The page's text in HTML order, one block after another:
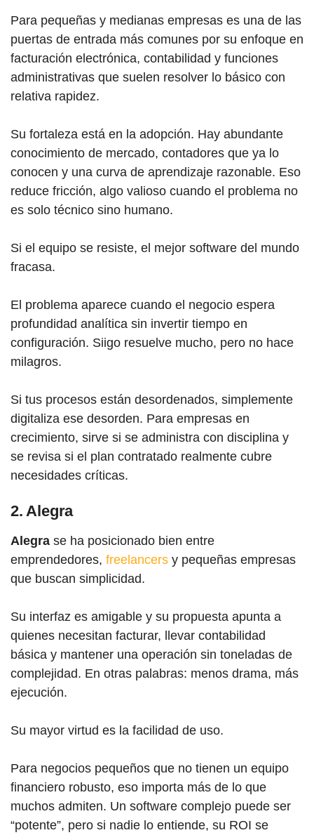
Para pequeñas y medianas empresas es una de las
puertas de entrada más comunes por su enfoque en
facturación electrónica, contabilidad y funciones
administrativas que suelen resolver lo básico con
relativa rapidez.
Su fortaleza está en la adopción. Hay abundante
conocimiento de mercado, contadores que ya lo
conocen y una curva de aprendizaje razonable. Eso
reduce fricción, algo valioso cuando el problema no
es solo técnico sino humano.
Si el equipo se resiste, el mejor software del mundo
fracasa.
El problema aparece cuando el negocio espera
profundidad analítica sin invertir tiempo en
configuración. Siigo resuelve mucho, pero no hace
milagros.
Si tus procesos están desordenados, simplemente
digitaliza ese desorden. Para empresas en
crecimiento, sirve si se administra con disciplina y
se revisa si el plan contratado realmente cubre
necesidades críticas.
2. Alegra
Alegra se ha posicionado bien entre
emprendedores, freelancers y pequeñas empresas
que buscan simplicidad.
Su interfaz es amigable y su propuesta apunta a
quienes necesitan facturar, llevar contabilidad
básica y mantener una operación sin toneladas de
complejidad. En otras palabras: menos drama, más
ejecución.
Su mayor virtud es la facilidad de uso.
Para negocios pequeños que no tienen un equipo
financiero robusto, eso importa más de lo que
muchos admiten. Un software complejo puede ser
“potente”, pero si nadie lo entiende, su ROI se